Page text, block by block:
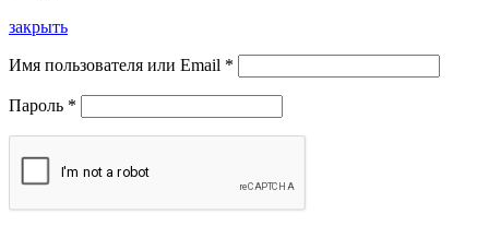
закрыть
Имя пользователя или Email *
Пароль *